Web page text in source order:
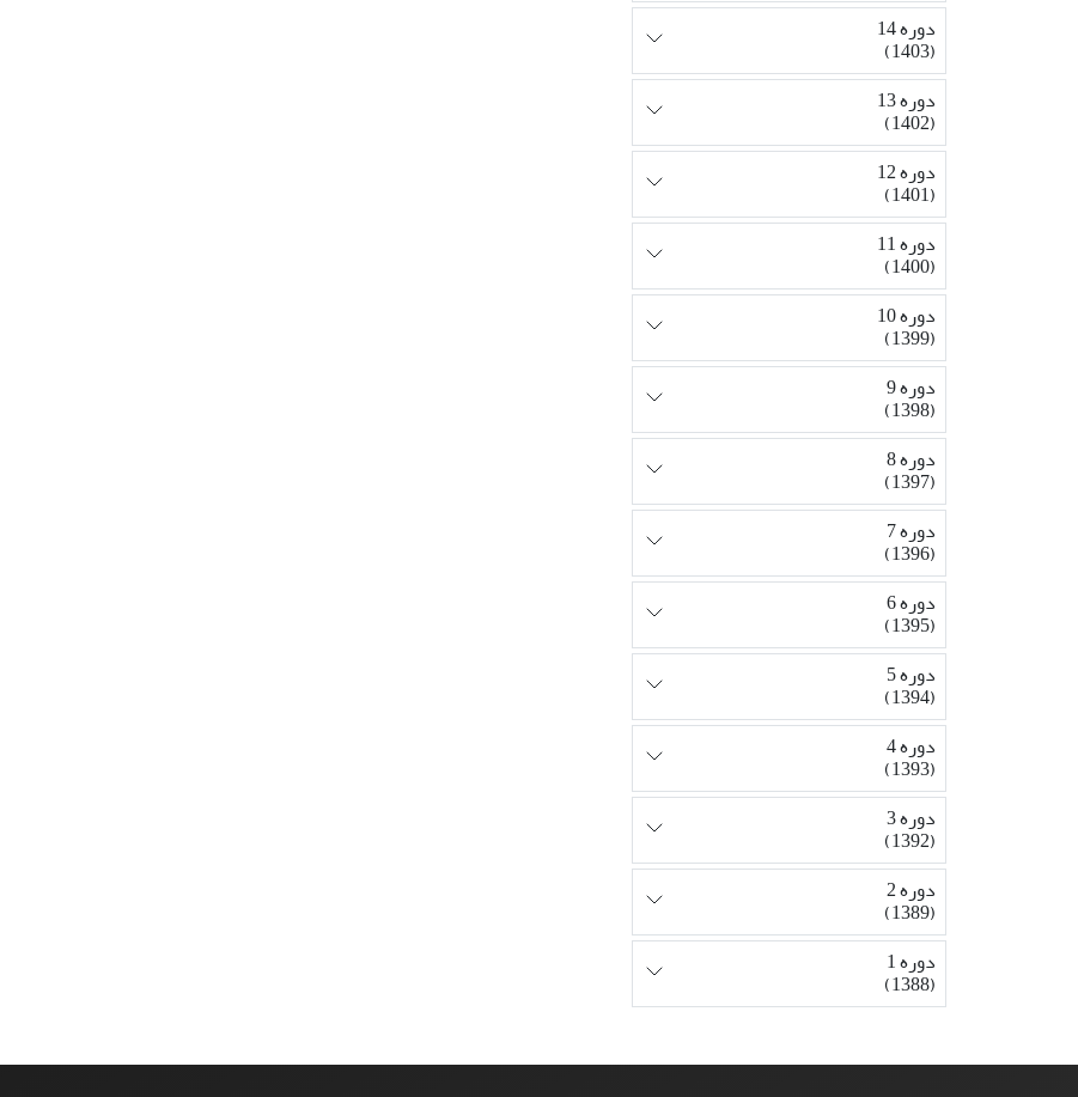
دوره 14
(1403)
دوره 13
(1402)
دوره 12
(1401)
دوره 11
(1400)
دوره 10
(1399)
دوره 9
(1398)
دوره 8
(1397)
دوره 7
(1396)
دوره 6
(1395)
دوره 5
(1394)
دوره 4
(1393)
دوره 3
(1392)
دوره 2
(1389)
دوره 1
(1388)